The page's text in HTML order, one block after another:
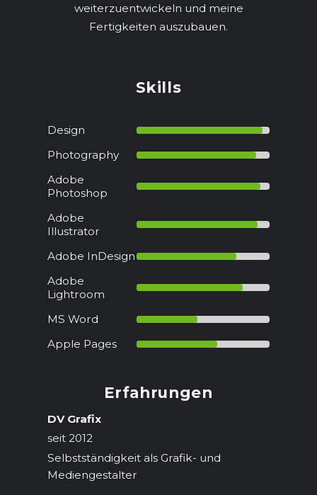
Erfahrungen
DV Grafix
seit 2012
Selbstständigkeit als Grafik- und
Mediengestalter
weiterzuentwickeln und meine
Fertigkeiten auszubauen.
Skills
Design
Photography
Adobe
Photoshop
Adobe
Illustrator
Adobe InDesign
Adobe
Lightroom
MS Word
Apple Pages